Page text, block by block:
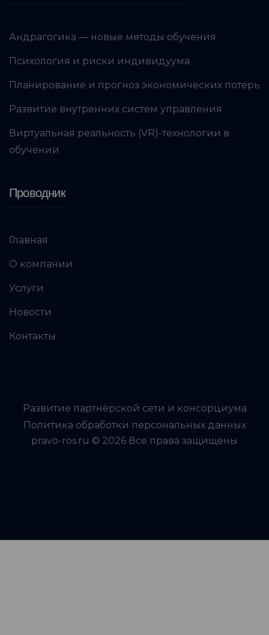
Андрагогика — новые методы обучения
Психология и риски индивидуума
Планирование и прогноз экономических потерь
Развитие внутренних систем управления
Виртуальная реальность (VR)-технологии в
обучении
Проводник
Главная
О компании
Услуги
Новости
Контакты
Развитие партнёрской сети и консорциума
Политика обработки персональных данных
pravo-ros.ru © 2026 Все права защищены